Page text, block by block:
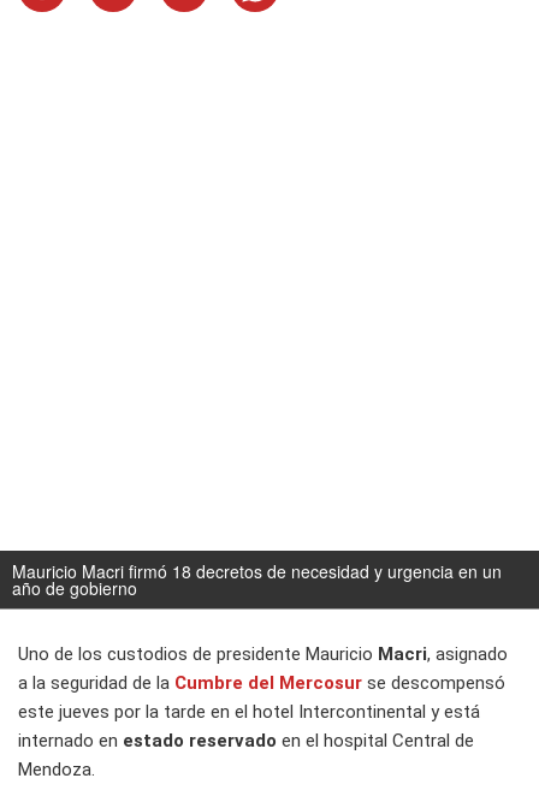
Mauricio Macri firmó 18 decretos de necesidad y urgencia en un
año de gobierno
Uno de los custodios de presidente Mauricio Macri, asignado
a la seguridad de la Cumbre del Mercosur se descompensó
este jueves por la tarde en el hotel Intercontinental y está
internado en estado reservado en el hospital Central de
Mendoza.